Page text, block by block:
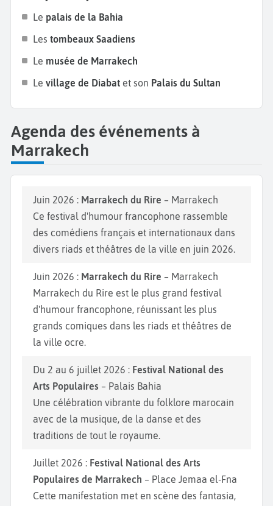
comme le Festival de Jazz
International du Film. Marrakech est le lieu de
vacances idéal où chacun trouvera l'activité qui lui
Le palais de la Bahia
Les tombeaux Saadiens
Le musée de Marrakech
Le village de Diabat et son Palais du Sultan
Agenda des événements à
Marrakech
Juin 2026 : Marrakech du Rire – Marrakech
Ce festival d'humour francophone rassemble
des comédiens français et internationaux dans
divers riads et théâtres de la ville en juin 2026.
Juin 2026 : Marrakech du Rire – Marrakech
Marrakech du Rire est le plus grand festival
d'humour francophone, réunissant les plus
grands comiques dans les riads et théâtres de
la ville ocre.
Du 2 au 6 juillet 2026 : Festival National des
Arts Populaires – Palais Bahia
Une célébration vibrante du folklore marocain
avec de la musique, de la danse et des
traditions de tout le royaume.
Juillet 2026 : Festival National des Arts
Populaires de Marrakech – Place Jemaa el-Fna
Cette manifestation met en scène des fantasia,